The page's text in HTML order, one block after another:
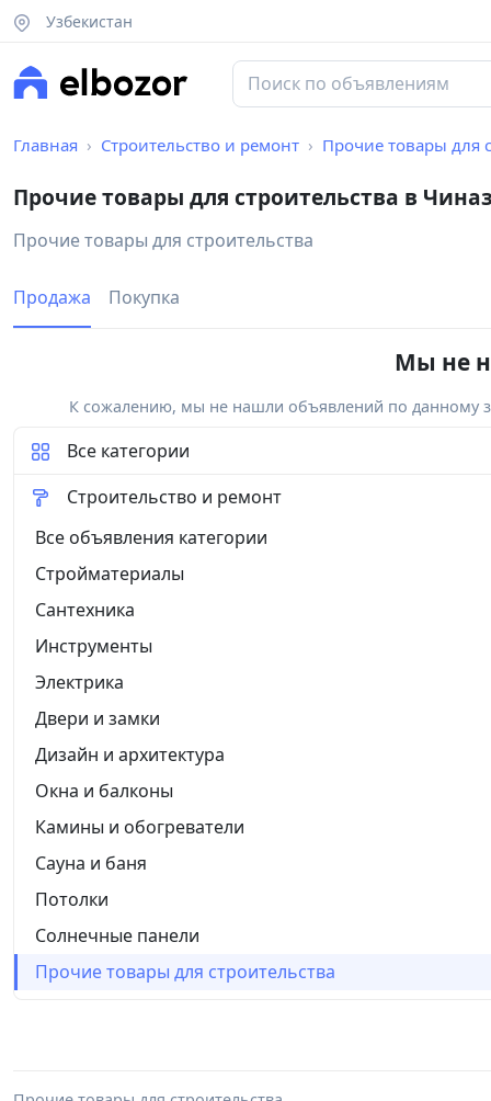
Узбекистан
Главная Строительство и ремонт Прочие товары для
Прочие товары для строительства в
Прочие товары для строительства
Продажа Покупка
Мы не
К сожалению, мы не нашли объявлений по данному
Все категории
Строительство и ремонт
Все объявления категории
Стройматериалы
Сантехника
Инструменты
Электрика
Двери и замки
Дизайн и архитектура
Окна и балконы
Камины и обогреватели
Сауна и баня
Потолки
Солнечные панели
Прочие товары для строительства